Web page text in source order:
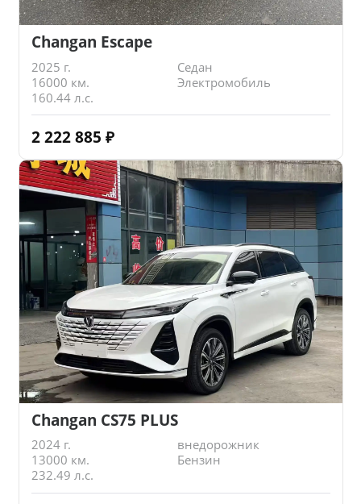
Changan Escape
2025 г.
Седан
16000 км.
Электромобиль
160.44 л.с.
2 222 885 ₽
Changan CS75 PLUS
2024 г.
внедорожник
13000 км.
Бензин
232.49 л.с.